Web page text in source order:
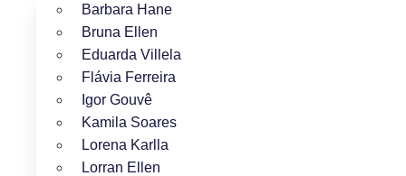
Barbara Hane
Bruna Ellen
Eduarda Villela
Flávia Ferreira
Igor Gouvê
Kamila Soares
Lorena Karlla
Lorran Ellen